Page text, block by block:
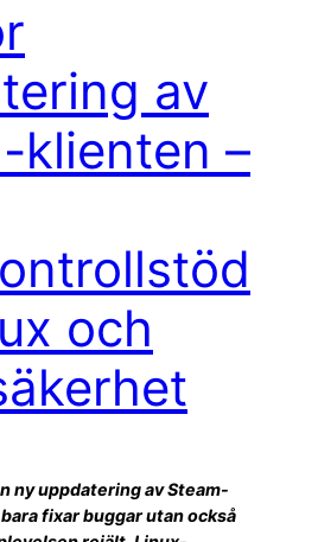
av
klienten –
och
ny uppdatering av Steam-
fixar buggar utan också